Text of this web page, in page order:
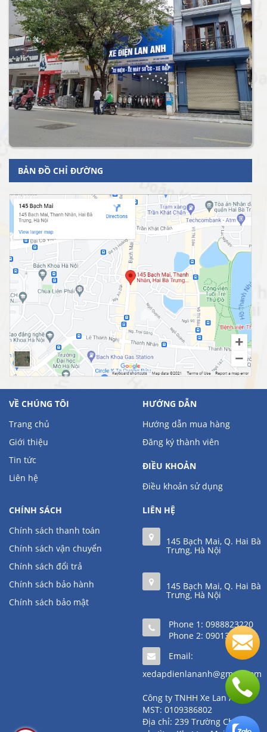
BẢN ĐỒ CHỈ ĐƯỜNG
VỀ CHÚNG TÔI
Trang chủ
Giới thiệu
Tin tức
Liên hệ
HƯỚNG DẪN
Hướng dẫn mua hàng
Đăng ký thành viên
ĐIỀU KHOẢN
Điều khoản sử dụng
CHÍNH SÁCH
Chính sách thanh toán
Chính sách vận chuyển
Chính sách đổi trả
Chính sách bảo hành
Chính sách bảo mật
LIÊN HỆ
145 Bạch Mai, Q. Hai Bà
Trưng, Hà Nội
145 Bạch Mai, Q. Hai Bà
Trưng, Hà Nội
Phone 1: 0988823220
Phone 2: 0901361111
Email:
xedapdienlananh@gmail.com
Công ty TNHH Xe Lan Anh
MST: 0109386802
Địa chỉ: 239 Trường Chinh,